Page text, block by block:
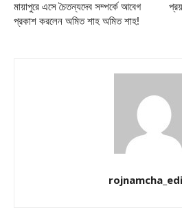
মায়াপুরে এসে চৈতন্যদেব সম্পর্কে আবেগ
প্রকাশ করলেন অমিত শাহ অমিত শাহ!